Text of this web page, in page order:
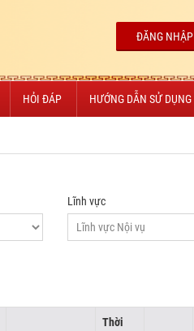
ĐĂNG NHẬP
HỎI ĐÁP HƯỚNG DẪN SỬ DỤNG
Lĩnh vực
Thời